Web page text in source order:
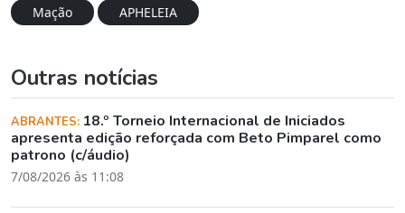
Mação
APHELEIA
Outras notícias
ABRANTES: 18.º Torneio Internacional de Iniciados
apresenta edição reforçada com Beto Pimparel como
patrono (c/áudio)
7/08/2026 às 11:08